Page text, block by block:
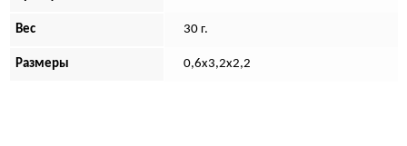
Вес 30 г.
Размеры 0,6х3,2х2,2